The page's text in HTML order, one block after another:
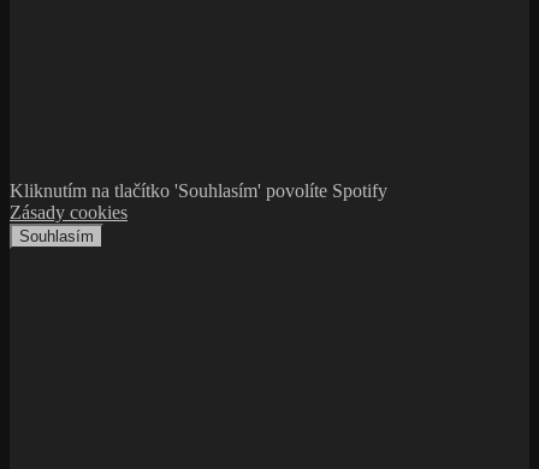
Kliknutím na tlačítko 'Souhlasím' povolíte Spotify
Zásady cookies
Souhlasím